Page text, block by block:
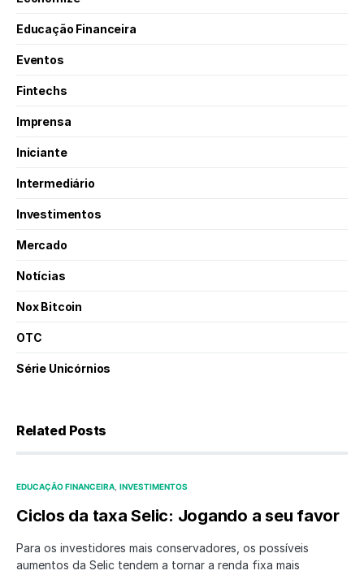
Educação Financeira
Eventos
Fintechs
Imprensa
Iniciante
Intermediário
Investimentos
Mercado
Notícias
Nox Bitcoin
OTC
Série Unicórnios
Related Posts
EDUCAÇÃO FINANCEIRA INVESTIMENTOS
Ciclos da taxa Selic: Jogando a seu favor
Para os investidores mais conservadores, os possíveis
aumentos da Selic tendem a tornar a renda fixa mais